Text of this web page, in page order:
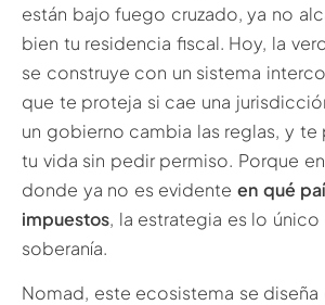
están bajo fuego cruzado, ya no
bien tu residencia fiscal. Hoy, la
se construye con un sistema
que te proteja si cae una
un gobierno cambia las reglas, y te
tu vida sin pedir permiso. Porque
donde ya no es evidente en qué
impuestos, la estrategia es lo único
soberanía.
Nomad, este ecosistema se